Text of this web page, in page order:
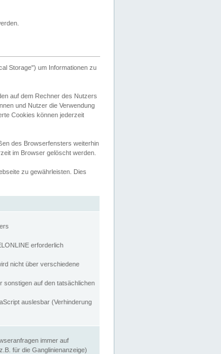
Storage") um Informationen zu
auf dem Rechner des Nutzers
und Nutzer die Verwendung
Cookies können jederzeit
des Browserfensters weiterhin
im Browser gelöscht werden.
zu gewährleisten. Dies
erforderlich
nicht über verschiedene
sonstigen auf den tatsächlichen
auslesbar (Verhinderung
immer auf
für die Ganglinienanzeige)